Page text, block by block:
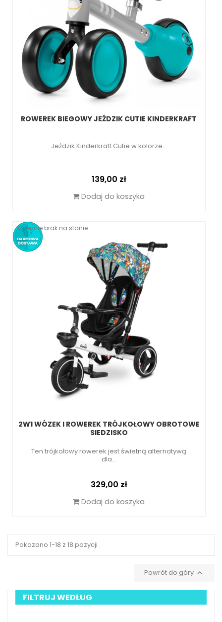
ROWEREK BIEGOWY JEŹDZIK CUTIE KINDERKRAFT
Jeździk Kinderkraft Cutie w kolorze...
Cena
139,00 zł
Dodaj do koszyka
2W1 WÓZEK I ROWEREK TRÓJKOŁOWY OBROTOWE
SIEDZISKO
Ten trójkołowy rowerek jest świetną alternatywą
dla...
Cena
329,00 zł
Dodaj do koszyka
Obecnie brak na stanie
Pokazano 1-18 z 18 pozycji
Powrót do góry 
FILTRUJ WEDŁUG